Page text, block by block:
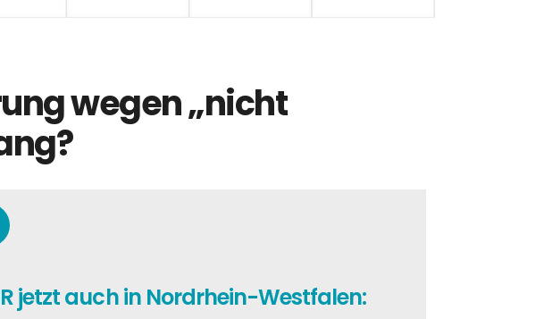
wegen „nicht
jetzt auch in Nordrhein-Westfalen: